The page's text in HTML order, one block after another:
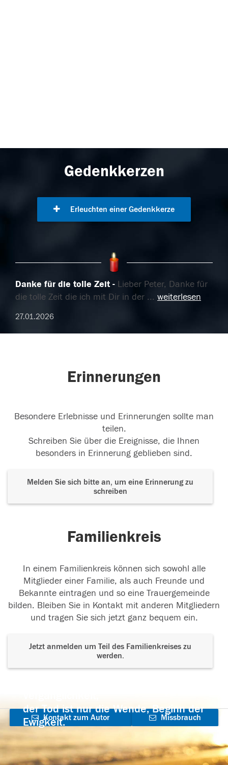
Gedenkkerzen
Erleuchten einer Gedenkkerze
Danke für die tolle Zeit
Lieber Peter, Danke für
die tolle Zeit die ich mit Dir in der ... weiterlesen
27.01.2026
Erinnerungen
Besondere Erlebnisse und Erinnerungen sollte man
teilen.
Schreiben Sie über die Ereignisse, die Ihnen
besonders in Erinnerung geblieben sind.
Melden Sie sich bitte an, um eine Erinnerung zu
schreiben
Familienkreis
In einem Familienkreis können sich sowohl alle
Mitglieder einer Familie, als auch Freunde und
Bekannte eintragen und so eine Trauergemeinde
bilden. Bleiben Sie in Kontakt mit anderen Mitgliedern
und tragen Sie sich jetzt ganz bequem ein.
Jetzt anmelden um Teil des Familienkreises zu
werden.
der Tod ist nur die Wende, Beginn der
Ewigkeit.
Kontakt zum Autor
aufnehmen
Missbrauch